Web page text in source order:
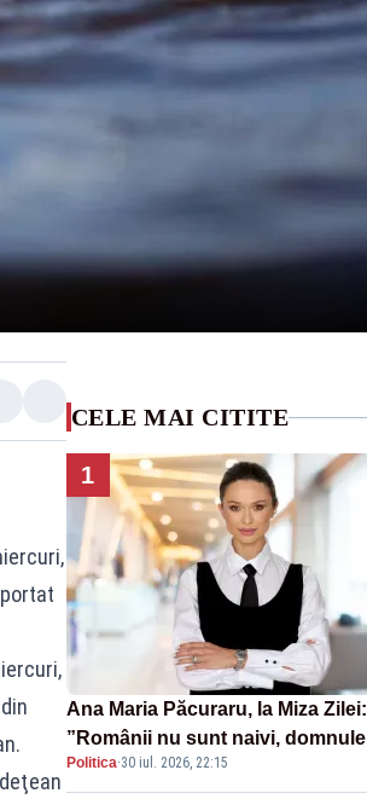
CELE MAI CITITE
1
Ana Maria Păcuraru, la Miza Zilei:
”Românii nu sunt naivi, domnule
premier Bolojan”
Politica·30 iul. 2026, 22:15